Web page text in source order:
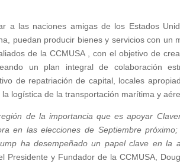
a las naciones amigas de los Estados
puedan producir bienes y servicios con un
de la CCMUSA , con el objetivo de
un plan integral de colaboración
de repatriación de capital, locales
logística de la transportación marítima y
de la importancia que es apoyar
en las elecciones de Septiembre
ha desempeñado un papel clave en la
Presidente y Fundador de la CCMUSA,